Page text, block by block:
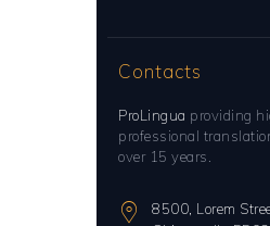
Contacts
ProLingua providing
professional
over 15 years.
8500, Lorem